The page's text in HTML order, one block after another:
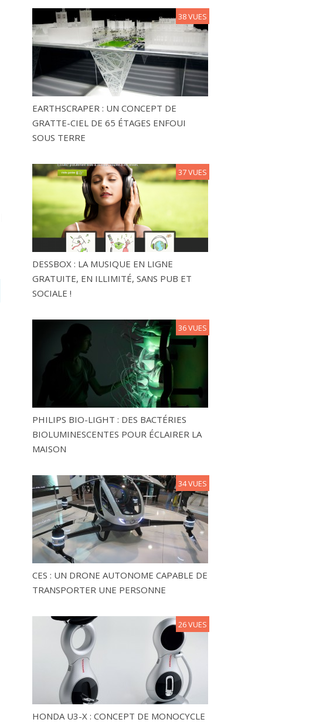
EARTHSCRAPER : UN CONCEPT DE
GRATTE-CIEL DE 65 ÉTAGES ENFOUI
SOUS TERRE
38 VUES
DESSBOX : LA MUSIQUE EN LIGNE
GRATUITE, EN ILLIMITÉ, SANS PUB ET
SOCIALE !
37 VUES
PHILIPS BIO-LIGHT : DES BACTÉRIES
BIOLUMINESCENTES POUR ÉCLAIRER LA
MAISON
36 VUES
CES : UN DRONE AUTONOME CAPABLE DE
TRANSPORTER UNE PERSONNE
34 VUES
HONDA U3-X : CONCEPT DE MONOCYCLE
26 VUES